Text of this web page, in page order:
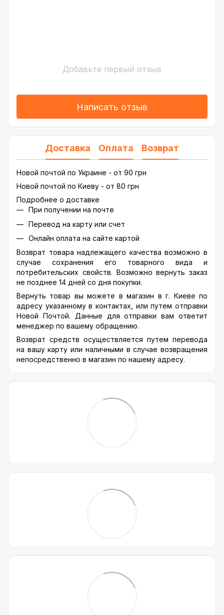
Добавьте первый отзыв
Написать отзыв
Доставка Оплата Возврат
Новой почтой по Украине - от 90 грн
Новой почтой по Киеву - от 80 грн
Подробнее о доставке
При получении на почте
Перевод на карту или счет
Онлайн оплата на сайте картой
Возврат товара надлежащего качества возможно в
случае сохранения его товарного вида и
потребительских свойств. Возможно вернуть заказ
не позднее 14 дней со дня покупки.
Вернуть товар вы можете в магазин в г. Киеве по
адресу указанному в контактах, или путем отправки
Новой Почтой. Данные для отправки вам ответит
менеджер по вашему обращению.
Возврат средств осуществляется путем перевода
на вашу карту или наличными в случае возвращения
непосредственно в магазин по нашему адресу.